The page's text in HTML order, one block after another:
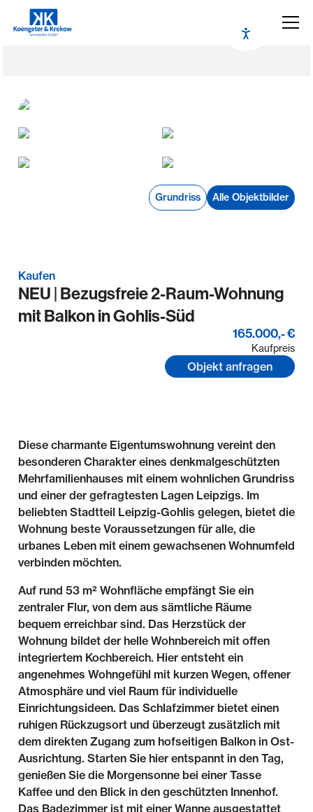
Grundriss Alle Objektbilder
Kaufen
NEU | Bezugsfreie 2-Raum-Wohnung
mit Balkon in Gohlis-Süd
165.000,- €
Kaufpreis
Objekt anfragen
Diese charmante Eigentumswohnung vereint den
besonderen Charakter eines denkmalgeschützten
Mehrfamilienhauses mit einem wohnlichen Grundriss
und einer der gefragtesten Lagen Leipzigs. Im
beliebten Stadtteil Leipzig-Gohlis gelegen, bietet die
Wohnung beste Voraussetzungen für alle, die
urbanes Leben mit einem gewachsenen Wohnumfeld
verbinden möchten.
Auf rund 53 m² Wohnfläche empfängt Sie ein
zentraler Flur, von dem aus sämtliche Räume
bequem erreichbar sind. Das Herzstück der
Wohnung bildet der helle Wohnbereich mit offen
integriertem Kochbereich. Hier entsteht ein
angenehmes Wohngefühl mit kurzen Wegen, offener
Atmosphäre und viel Raum für individuelle
Einrichtungsideen. Das Schlafzimmer bietet einen
ruhigen Rückzugsort und überzeugt zusätzlich mit
dem direkten Zugang zum hofseitigen Balkon in Ost-
Ausrichtung. Starten Sie hier entspannt in den Tag,
genießen Sie die Morgensonne bei einer Tasse
Kaffee und den Blick in den geschützten Innenhof.
Das Badezimmer ist mit einer Wanne ausgestattet